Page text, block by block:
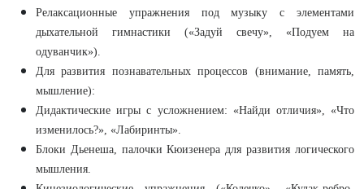
Релаксационные упражнения под музыку с элементами
дыхательной гимнастики («Задуй свечу», «Подуем на
одуванчик»).
Для развития познавательных процессов (внимание, память,
мышление):
Дидактические игры с усложнением: «Найди отличия», «Что
изменилось?», «Лабиринты».
Блоки Дьенеша, палочки Кюизенера для развития логического
мышления.